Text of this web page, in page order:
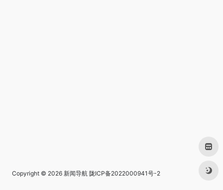
Copyright © 2026 新闻导航 陇ICP备2022000941号-2